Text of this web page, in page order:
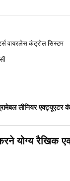
वायरलेस कंट्रोल सिस्टम
लीनियर एक्ट्यूएटर
करने योग्य